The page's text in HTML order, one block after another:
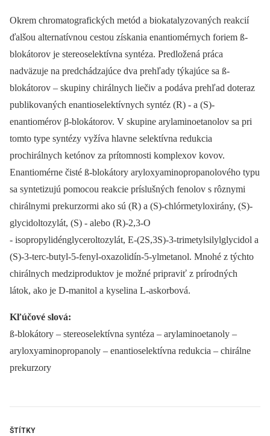
Okrem chromatografických metód a biokatalyzovaných reakcií
ďalšou alternatívnou cestou získania enantiomérnych foriem ß-
blokátorov je stereoselektívna syntéza. Predložená práca
nadväzuje na predchádzajúce dva prehľady týkajúce sa ß-
blokátorov –⁠ skupiny chirálnych liečiv a podáva prehľad doteraz
publikovaných enantioselektívnych syntéz (R) -⁠ a (S)-
enantiomérov β-blokátorov. V skupine arylaminoetanolov sa pri
tomto type syntézy vyžíva hlavne selektívna redukcia
prochirálnych ketónov za prítomnosti komplexov kovov.
Enantiomérne čisté ß-blokátory aryloxyaminopropanolového typu
sa syntetizujú pomocou reakcie príslušných fenolov s rôznymi
chirálnymi prekurzormi ako sú (R) a (S)-chlórmetyloxirány, (S)-
glycidoltozylát, (S) -⁠ alebo (R)-2,3-O
-⁠ isopropylidénglyceroltozylát, E-(2S,3S)-3-trimetylsilylglycidol a
(S)-3-terc-butyl-5-fenyl-oxazolidín-5-ylmetanol. Mnohé z týchto
chirálnych medziproduktov je možné pripraviť z prírodných
látok, ako je D-manitol a kyselina L-askorbová.
Kľúčové slová:
ß-blokátory –⁠ stereoselektívna syntéza –⁠ arylaminoetanoly –
aryloxyaminopropanoly –⁠ enantioselektívna redukcia –⁠ chirálne
prekurzory
ŠTÍTKY